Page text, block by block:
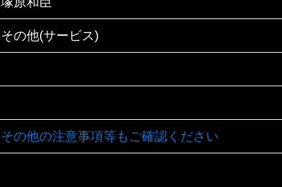
その他(サービス)
その他の注意事項等もご確認ください